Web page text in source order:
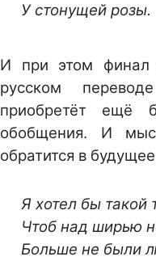
У стонущей розы.
И при этом финал
русском
приобретёт ещё
обобщения. И
обратится в
Я хотел бы такой
Чтоб над ширью
Больше не были